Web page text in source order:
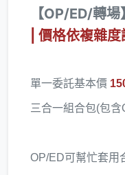
【OP/ED/轉場】
| 價格依複雜
單一委託基本價
​三合一組合包(包含
​OP/ED可幫忙套用